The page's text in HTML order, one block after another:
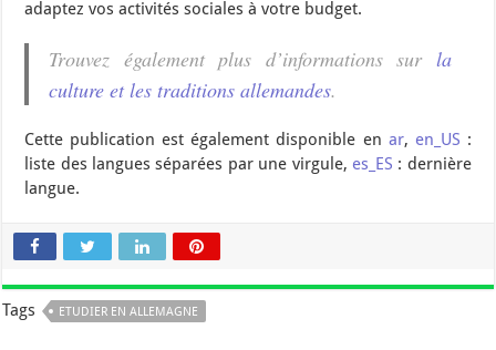
adaptez vos activités sociales à votre budget.
Trouvez également plus d’informations sur la
culture et les traditions allemandes.
Cette publication est également disponible en ar, en_US :
liste des langues séparées par une virgule, es_ES : dernière
langue.
Tags ETUDIER EN ALLEMAGNE